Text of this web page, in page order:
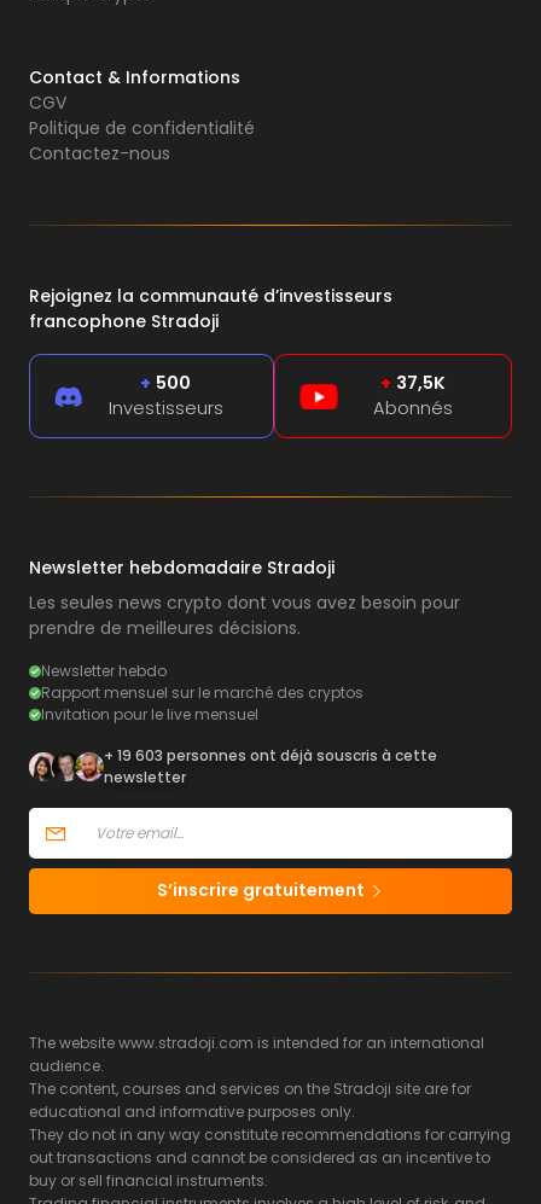
Contact & Informations
CGV
Politique de confidentialité
Contactez-nous
Rejoignez la communauté d’investisseurs
francophone Stradoji
+ 500
Investisseurs
+ 37,5K
Abonnés
Newsletter hebdomadaire Stradoji
Les seules news crypto dont vous avez besoin pour
prendre de meilleures décisions.
Newsletter hebdo
Rapport mensuel sur le marché des cryptos
Invitation pour le live mensuel
+ 19 603 personnes ont déjà souscris à cette
newsletter
S’inscrire gratuitement
The website www.stradoji.com is intended for an international
audience.
The content, courses and services on the Stradoji site are for
educational and informative purposes only.
They do not in any way constitute recommendations for carrying
out transactions and cannot be considered as an incentive to
buy or sell financial instruments.